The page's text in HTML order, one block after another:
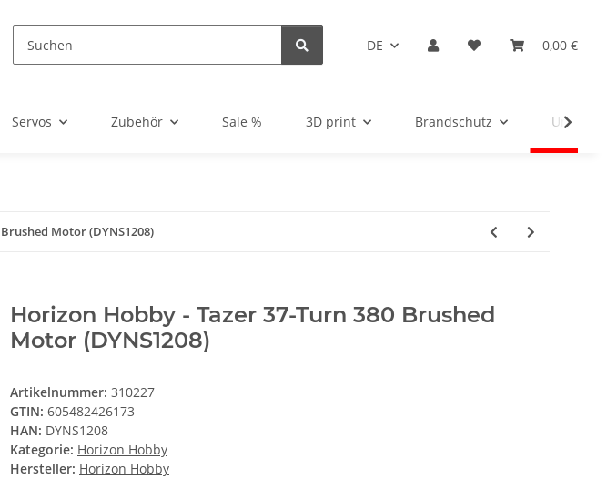
DE 0,00 €
Servos Zubehör Sale % 3D print Brandschutz
Motor (DYNS1208)
Horizon Hobby - Tazer 37-Turn 380 Brushed
Motor (DYNS1208)
Artikelnummer: 310227
GTIN: 605482426173
HAN: DYNS1208
Kategorie: Horizon Hobby
Hersteller: Horizon Hobby